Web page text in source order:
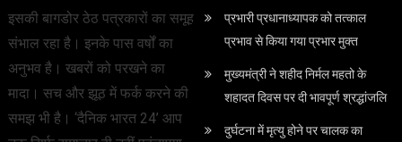
इसकी बागडोर ठेठ पत्रकारों का समूह
संभाल रहा है। इनके पास वर्षों का
अनुभव है। खबरों को परखने का
मादा। सच और झूठ में फर्क करने की
समझ भी है। ‘दैनिक भारत 24’ आप
प्रभारी प्रधानाध्यापक को तत्काल
प्रभाव से किया गया प्रभार मुक्त
मुख्यमंत्री ने शहीद निर्मल महतो के
शहादत दिवस पर दी भावपूर्ण श्रद्धांजलि
दुर्घटना में मृत्यु होने पर चालक का